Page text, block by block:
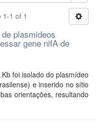
1 of 1
plasmideos
gene nifA de
foi isolado do plasmídeo
e inserido no sítio
orientações, resultando